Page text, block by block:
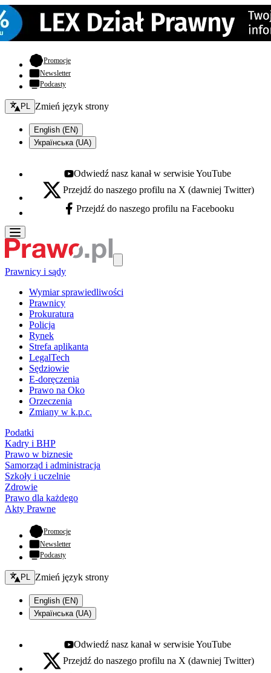
Promocje- otwiera się w nowej karcie
Newsletter
Podcasty
Zmień język - bieżący:
PL Zmień język strony
English (EN)
Українська (UA)
Youtube - otwiera się w nowej karcie
Odwiedź nasz kanał w serwisie YouTube
X - otwiera się w nowej karcie
Przejdź do naszego profilu na X (dawniej Twitter)
Facebook - otwiera się w nowej karcie
Przejdź do naszego profilu na Facebooku
Prawnicy i sądy
Wymiar sprawiedliwości
Prawnicy
Prokuratura
Policja
Rynek
Strefa aplikanta
LegalTech
Sędziowie
E-doręczenia
Prawo na Oko
Orzeczenia
Zmiany w k.p.c.
Podatki
Kadry i BHP
Prawo w biznesie
Samorząd i administracja
Szkoły i uczelnie
Zdrowie
Prawo dla każdego
Akty Prawne
Promocje- otwiera się w nowej karcie
Newsletter
Podcasty
Zmień język - bieżący:
PL Zmień język strony
English (EN)
Українська (UA)
Youtube - otwiera się w nowej karcie
Odwiedź nasz kanał w serwisie YouTube
X - otwiera się w nowej karcie
Przejdź do naszego profilu na X (dawniej Twitter)